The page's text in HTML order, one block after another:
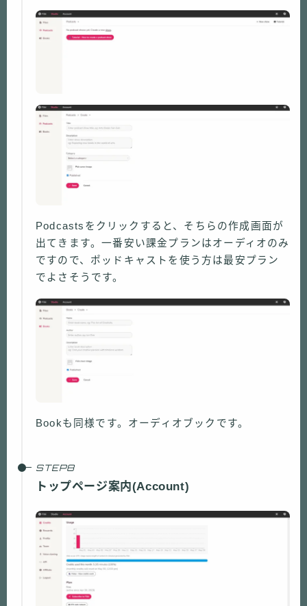
Podcastsをクリックすると、そちらの作成画面が
出てきます。一番安い課金プランはオーディオのみ
ですので、ポッドキャストを使う方は最安プラン
でよさそうです。
Bookも同様です。オーディオブックです。
トップページ案内(Account)